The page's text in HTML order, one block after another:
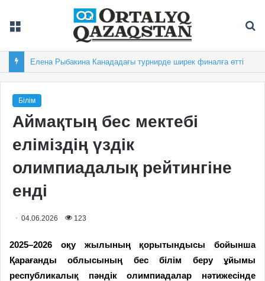
Елена Рыбакина Канададағы турнирде ширек финалға өтті
Білім
Аймақтың бес мектебі
еліміздің үздік
олимпиадалық рейтингіне
енді
04.06.2026 123
2025–2026 оқу жылының қорытындысы бойынша
Қарағанды облысының бес білім беру ұйымы
республикалық пәндік олимпиадалар нәтижесінде